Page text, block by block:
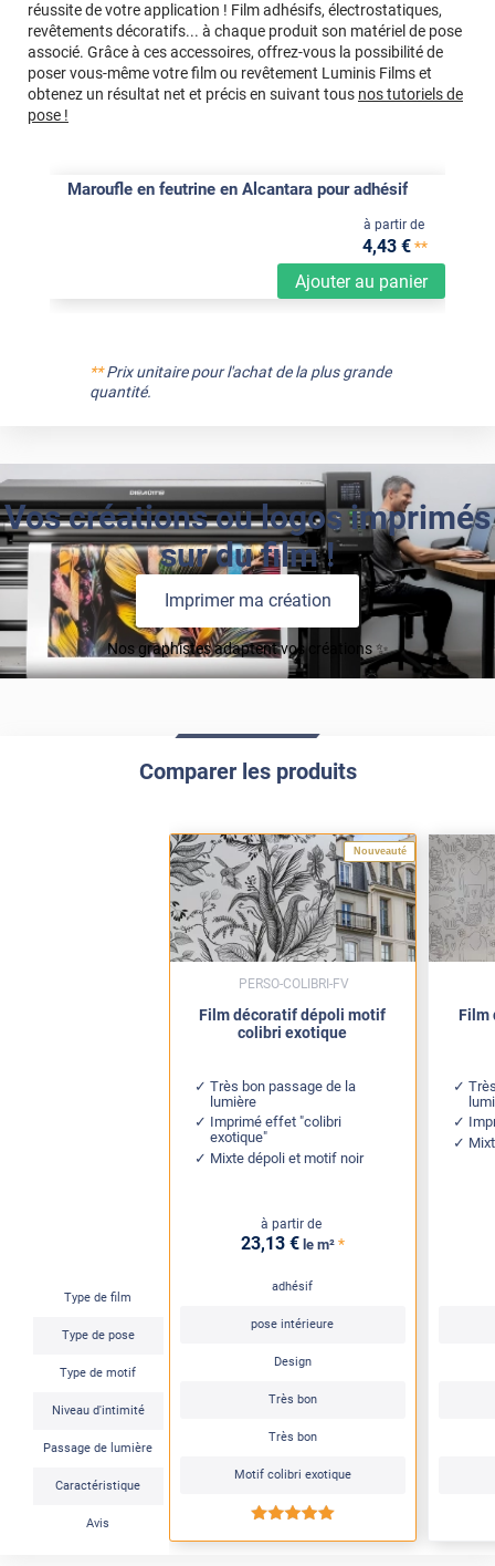
réussite de votre application ! Film adhésifs, électrostatiques,
revêtements décoratifs... à chaque produit son matériel de pose
associé. Grâce à ces accessoires, offrez-vous la possibilité de
poser vous-même votre film ou revêtement Luminis Films et
obtenez un résultat net et précis en suivant tous nos tutoriels de
pose !
Maroufle en feutrine en Alcantara pour adhésif
Ajouter au panier
à partir de
4,43 €**
**Prix unitaire pour l'achat de la plus grande
quantité.
Vos créations ou logos imprimés
sur du film !
Imprimer ma création
Nos graphistes adaptent vos créations ✨
Comparer les produits
Type de film
Type de pose
Type de motif
Niveau d'intimité
Passage de lumière
Caractéristique
Avis
Nouveauté
Film décoratif dépoli motif
colibri exotique
Très bon passage de la
lumière
Imprimé effet "colibri
exotique"
Mixte dépoli et motif noir
à partir de
23,13 € le m² *
adhésif
pose intérieure
Design
Très bon
Très bon
Motif colibri exotique
*****
PERSO-COLIBRI-FV
Film